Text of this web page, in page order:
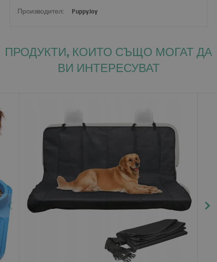
Производител: PuppyJoy
ПРОДУКТИ, КОИТО СЪЩО МОГАТ ДА
ВИ ИНТЕРЕСУВАТ